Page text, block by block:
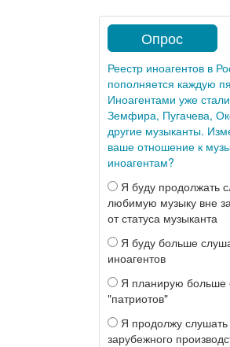
Опрос
Реестр иноагентов в
пополняется каждую
Иноагентами уже
Земфира, Пугачева,
другие музыканты.
ваше отношение к
иноагентам?
Я буду продолжать
любимую музыку вне
от статуса музыканта
Я буду больше
иноагентов
Я планирую больше
"патриотов"
Я продолжу слушать
зарубежного